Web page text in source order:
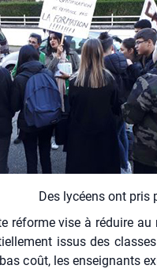
Des lycéens ont pris
réforme vise à réduire
issus des
coût, les ensei­gnants